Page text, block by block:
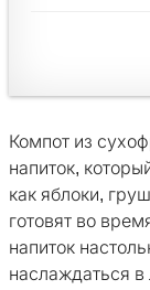
Компот из
напиток,
как яблоки,
готовят во
напиток
наслаждаться